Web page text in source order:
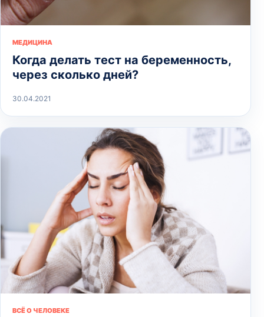
МЕДИЦИНА
Когда делать тест на беременность,
через сколько дней?
30.04.2021
ВСЁ О ЧЕЛОВЕКЕ